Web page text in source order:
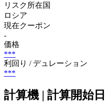
リスク所在国
ロシア
現在クーポン
-
価格
***
利回り / デュレーション
***
計算機 | 計算開始日